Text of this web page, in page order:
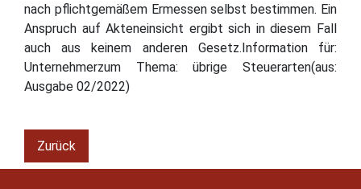
nach pflichtgemäßem Ermessen selbst bestimmen. Ein
Anspruch auf Akteneinsicht ergibt sich in diesem Fall
auch aus keinem anderen Gesetz.Information für:
Unternehmerzum Thema: übrige Steuerarten(aus:
Ausgabe 02/2022)
Zurück